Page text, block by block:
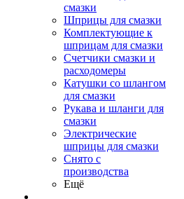
смазки
Шприцы для смазки
Комплектующие к
шприцам для смазки
Счетчики смазки и
расходомеры
Катушки со шлангом
для смазки
Рукава и шланги для
смазки
Электрические
шприцы для смазки
Снято с
производства
Ещё